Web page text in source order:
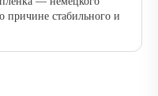
причине стабильного и